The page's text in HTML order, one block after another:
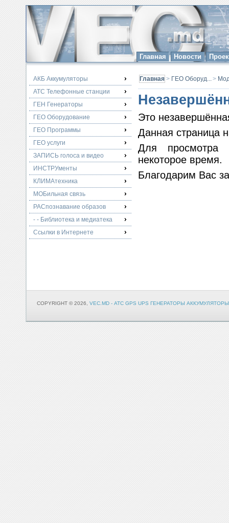
Главная Новости
АКБ Аккумуляторы
АТС Телефонные станции
ГЕН Генераторы
ГЕО Оборудование
ГЕО Программы
ГЕО услуги
ЗАПИСЬ голоса и видео
ИНСТРУменты
КЛИМАтехника
МОБильная связь
РАСпознавание образов
- - Библиотека и медиатека
Ссылки в Интернете
Главная > ГЕО Оборуд...>
Это
Данная страница
Для просмотра
некоторое время.
Благодарим Вас
COPYRIGHT © 2026, VEC.MD - АТС GPS UPS ГЕНЕРАТОРЫ